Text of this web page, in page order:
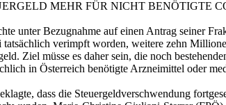
MEHR FÜR NICHT BENÖTIGTE
unter Bezugnahme auf einen Antrag seiner
verimpft worden, weitere zehn
Ziel müsse es daher sein, die noch
in Österreich benötigte Arzneimittel oder
dass die Steuergeldverschwendung